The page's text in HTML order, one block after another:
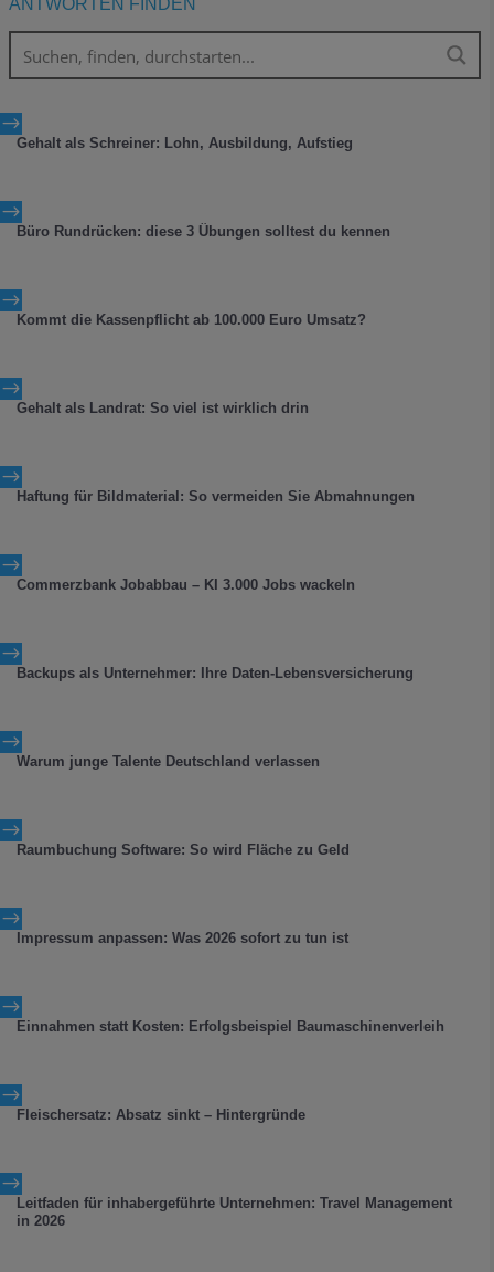
$
Gehalt als Schreiner: Lohn, Ausbildung, Aufstieg
$
Büro Rundrücken: diese 3 Übungen solltest du kennen
$
Kommt die Kassenpflicht ab 100.000 Euro Umsatz?
$
Gehalt als Landrat: So viel ist wirklich drin
$
Haftung für Bildmaterial: So vermeiden Sie Abmahnungen
$
Commerzbank Jobabbau – KI 3.000 Jobs wackeln
$
Backups als Unternehmer: Ihre Daten-Lebensversicherung
$
Warum junge Talente Deutschland verlassen
$
Raumbuchung Software: So wird Fläche zu Geld
$
Impressum anpassen: Was 2026 sofort zu tun ist
$
Einnahmen statt Kosten: Erfolgsbeispiel Baumaschinenverleih
$
Fleischersatz: Absatz sinkt – Hintergründe
$
Leitfaden für inhabergeführte Unternehmen: Travel Management
in 2026